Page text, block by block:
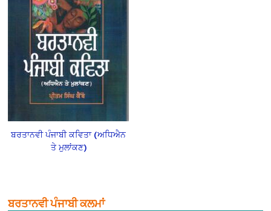
ਬਰਤਾਨਵੀ ਪੰਜਾਬੀ ਕਵਿਤਾ (ਅਧਿਐਨ
ਤੇ ਮੁਲਾਂਕਣ)
ਬਰਤਾਨਵੀ ਪੰਜਾਬੀ ਕਲਮਾਂ